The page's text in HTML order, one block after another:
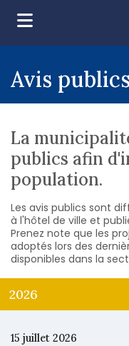
(Services aux
Avis publics
La
publics afin
population.
Les avis publics sont
à l'hôtel de ville et
Prenez note que les
adoptés lors des
disponibles dans la
2026
15 juillet 2026